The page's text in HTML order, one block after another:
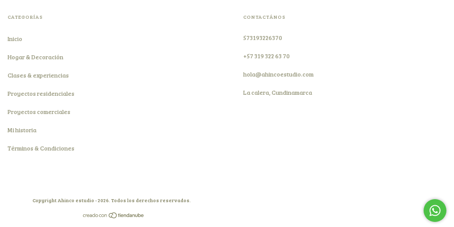
CATEGORÍAS
Inicio
Hogar & Decoración
Clases & experiencias
Proyectos residenciales
Proyectos comerciales
Mi historia
Términos & Condiciones
CONTACTÁNOS
573193226370
+57 319 322 63 70
hola@ahincoestudio.com
La calera, Cundinamarca
Copyright Ahinco estudio - 2026. Todos los derechos reservados.